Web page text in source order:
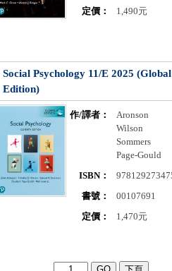
定價：
1,490元
Social Psychology 11/E 2025 (Global
Edition)
作/譯者：
Aronson
Wilson
Sommers
Page-Gould
ISBN：
書號：
00107691
定價：
1,470元